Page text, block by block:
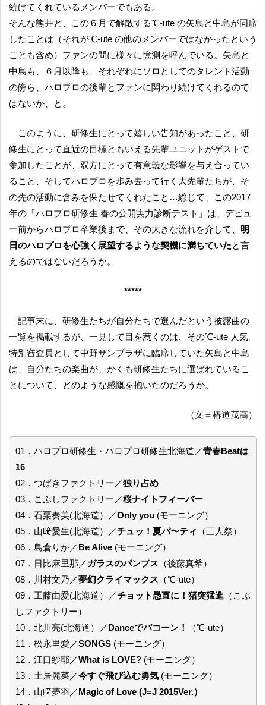
続けてくれているメンバーでもある。
そんな熊井と、この６月で解散する℃-ute の矢島と中島が同席
したことは（それが℃-ute の他のメンバーではなかったという
ことも含め）ファンの間に様々に憶測を呼んでいる。矢島と
中島も、６月以降も、それぞれにソロとしてのタレント活動
の傍ら、ハロプロの後輩とファンに関わり続けてくれるので
はないか、と。
このように、研修生にとって嬉しい告知があったこと、研
修生にとって直近の目標ともいえる先輩ユニットがゲストで
参加したことが、双方にとって有意義な影響を与え合ってい
ること、そしてハロプロを歩み去って行く大先輩たちが、そ
の先の活動に含みを保たせてくれたこと…総じて、この2017
年の「ハロプロ研修生 春の公開実力診断テスト」は、デビュ
ー前からハロプロ卒業後まで、その大きな流れを介して、 明
日のハロプロを心強く展望するような契機に満ちていたと言
えるのではないだろうか。
*****
記事末に、研修生たちが自分たちで選んだという披露曲の
一覧を掲載するが、一見して目を惹くのは、その℃-ute 人気。
特別審査員として中野サンプラザに臨席していた矢島と中島
は、自分たちの楽曲が、かくも研修生たちに選ばれているこ
とについて、どのような感慨を抱いたのだろうか。
（文＝椿道茂高）
01．ハロプロ研修生・ハロプロ研修生北海道／青春Beatは
16
02．つばきファクトリー／独り占め
03．こぶしファクトリー／桜ナイトフィーバー
04．石栗奏美(北海道）／Only you (モーニング）
05．山﨑愛生(北海道）／チュッ！夏パ〜ティ
（三人祭）
06．島倉りか／Be Alive (モーニング）
07．日比麻里那／ ガラスのパンプス （後藤真希）
08．川村文乃／夢幻クライマックス （℃-ute）
09．工藤由愛(北海道）／チョット愚直に！猪突猛進 （こぶ
しファクトリー）
10．北川亮(北海道）／Danceでバコーン！
（℃-ute）
11．松永里愛／SONGS (モーニング）
12．江口紗耶／What is LOVE? (モーニング）
13．土居麗菜／今すぐ飛び込む勇気 (モーニング）
14．山﨑夢羽／Magic of Love (J=J 2015Ver.）